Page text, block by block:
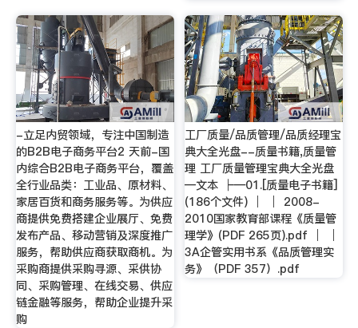
-立足内贸领域，专注中国制造
的B2B电子商务平台2 天前-国
内综合B2B电子商务平台，覆盖
全行业品类：工业品、原材料、
家居百货和商务服务等。为供应
商提供免费搭建企业展厅、免费
发布产品、移动营销及深度推广
服务，帮助供应商获取商机。为
采购商提供采购寻源、采供协
同、采购管理、在线交易、供应
链金融等服务，帮助企业提升采
购
工厂质量/品质管理/品质经理宝
典大全光盘--质量书籍,质量管
理 工厂质量管理宝典大全光盘
—文本 ├─01.[质量电子书籍]
(186个文件) │ │ 2008-
2010国家教育部课程《质量管
理学》(PDF 265页).pdf │ │
3A企管实用书系《品质管理实
务》（PDF 357）.pdf